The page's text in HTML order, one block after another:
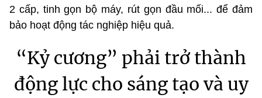
2 cấp, tinh gọn bộ máy, rút gọn đầu mối... để đảm
bảo hoạt động tác nghiệp hiệu quả.
“Kỷ cương” phải trở thành
động lực cho sáng tạo và uy